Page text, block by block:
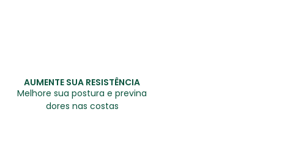
AUMENTE SUA RESISTÊNCIA
Melhore sua postura e previna
dores nas costas